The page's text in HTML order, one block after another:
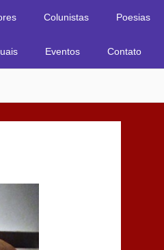
Colunistas Poesias
Eventos Contato